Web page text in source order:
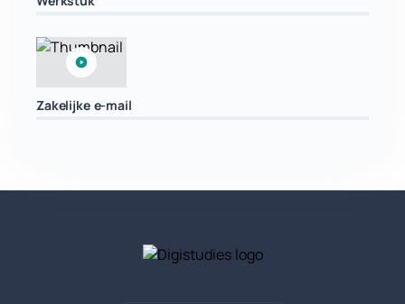
Zakelijke e-mail